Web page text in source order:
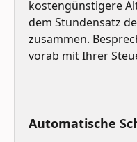
kostengünstigere
dem Stundensatz
zusammen.
vorab mit Ihrer
Automatische